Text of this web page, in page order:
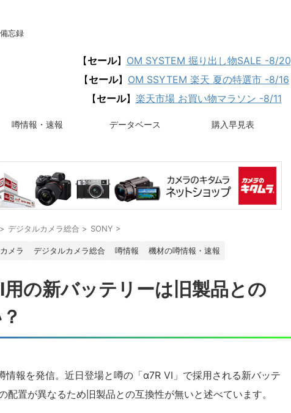
忘録
【セール】 OM SYSTEM 掘り出し物SALE -8/20
【セール】 OM SSYTEM 楽天 夏の特選市 -8/16
【セール】 楽天市場 お買い物マラソン -8/11
噂情報・速報 データベース 購入早見表
> デジタルカメラ総合 > SONY >
カメラ デジタルカメラ総合 噂情報 機材の噂情報・速報
の新バッテリーは旧製品との
報を発信。近日登場と噂の「α7R VI」で採用される新バッテ
配置が異なるため旧製品との互換性が無いと述べています。